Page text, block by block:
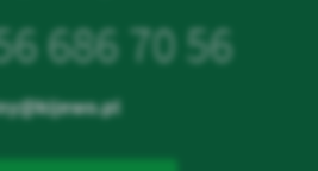
686 70 56